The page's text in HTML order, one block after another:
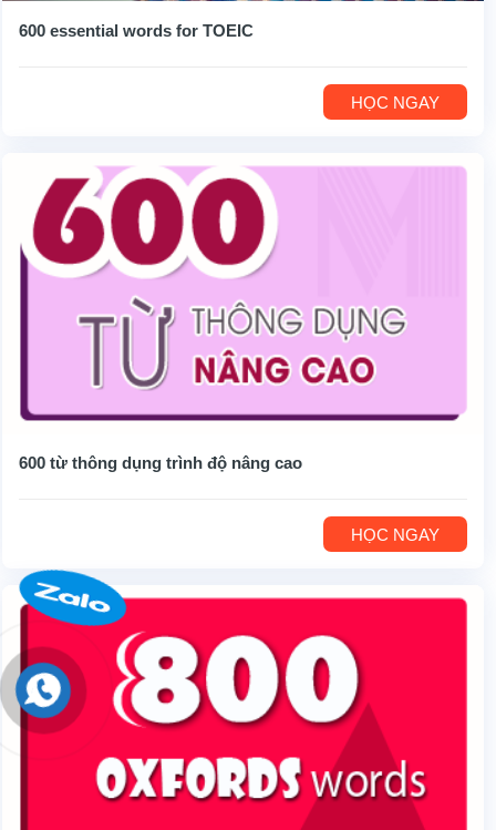
600 essential words for TOEIC
HỌC NGAY
600 từ thông dụng trình độ nâng cao
HỌC NGAY